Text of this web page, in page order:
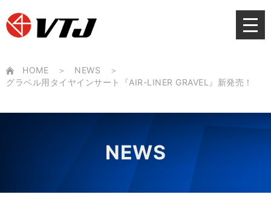
to
content
HOME
NEWS
グラベル用タイヤインサート『AIR-LINER GRAVEL』新発売！
NEWS